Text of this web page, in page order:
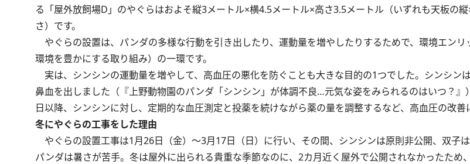
る「屋外放飼場D」のやぐらはおよそ縦3メートル×横4.5メートル×高さ3.5メートル（いずれも天板の
さ）です。
やぐらの設置は、パンダの多様な行動を引き出したり、運動量を増やしたりするためで、環境エン
環境を豊かにする取り組み）の一環です。
実は、シンシンの運動量を増やして、高血圧の悪化を防ぐことも大きな目的の1つでした。シンシン
鼻血を出しました（ 『上野動物園のパンダ「シンシン」が体調不良…元気な姿をみられるのはいつ？』
日以降、シンシンに対し、定期的な血圧測定と投薬を続けながら薬の量を調整するなど、高血圧の改善
冬にやぐらの工事をした理由
やぐらの設置工事は1月26日（金）～3月17日（日）に行い、その間、シンシンは原則非公開、双子は
パンダは暑さが苦手。冬は屋外に出られる貴重な季節なのに、2カ月近く屋外で公開されなかったため